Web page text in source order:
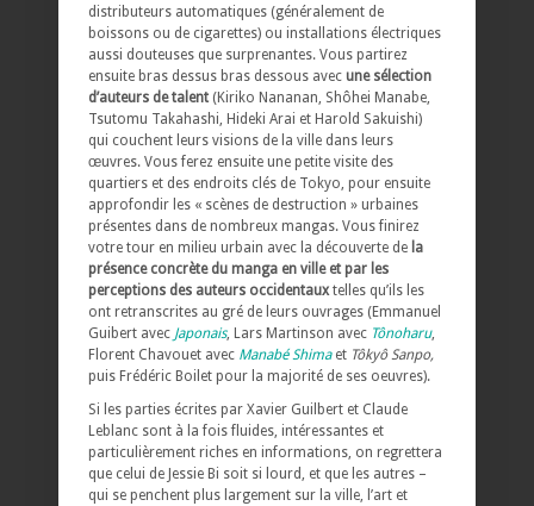
distributeurs automatiques (généralement de
boissons ou de cigarettes) ou installations électriques
aussi douteuses que surprenantes. Vous partirez
ensuite bras dessus bras dessous avec une sélection
d’auteurs de talent (Kiriko Nananan, Shôhei Manabe,
Tsutomu Takahashi, Hideki Arai et Harold Sakuishi)
qui couchent leurs visions de la ville dans leurs
œuvres. Vous ferez ensuite une petite visite des
quartiers et des endroits clés de Tokyo, pour ensuite
approfondir les « scènes de destruction » urbaines
présentes dans de nombreux mangas. Vous finirez
votre tour en milieu urbain avec la découverte de la
présence concrète du manga en ville et par les
perceptions des auteurs occidentaux telles qu’ils les
ont retranscrites au gré de leurs ouvrages (Emmanuel
Guibert avec Japonais, Lars Martinson avec Tônoharu,
Florent Chavouet avec Manabé Shimaet Tôkyô Sanpo,
puis Frédéric Boilet pour la majorité de ses oeuvres).
Si les parties écrites par Xavier Guilbert et Claude
Leblanc sont à la fois fluides, intéressantes et
particulièrement riches en informations, on regrettera
que celui de Jessie Bi soit si lourd, et que les autres –
qui se penchent plus largement sur la ville, l’art et